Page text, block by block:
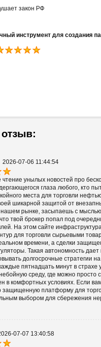
закон РФ
инструмент для создания
2026-07-06 11:44:54
чтение унылых новостей про
глаза любого, кто
места для торговли
шикарной защитой от
рынке, засыпаешь с мыслью
твой брокер попал под
На этом сайте
для торговли сырьевыми
времени, а сделки
Такая автономность
долгосрочные стратегии
пятнадцать минут в
среду, где можно просто
в комфортных условиях. Если
защищенную платформу для
выбором для сбережения
07-07 13:40:58